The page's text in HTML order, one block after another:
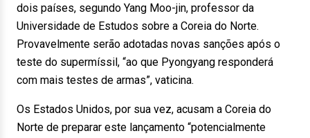
dois países, segundo Yang Moo-jin, professor da
Universidade de Estudos sobre a Coreia do Norte.
Provavelmente serão adotadas novas sanções após o
teste do supermíssil, “ao que Pyongyang responderá
com mais testes de armas”, vaticina.
Os Estados Unidos, por sua vez, acusam a Coreia do
Norte de preparar este lançamento “potencialmente